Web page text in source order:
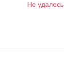
Не